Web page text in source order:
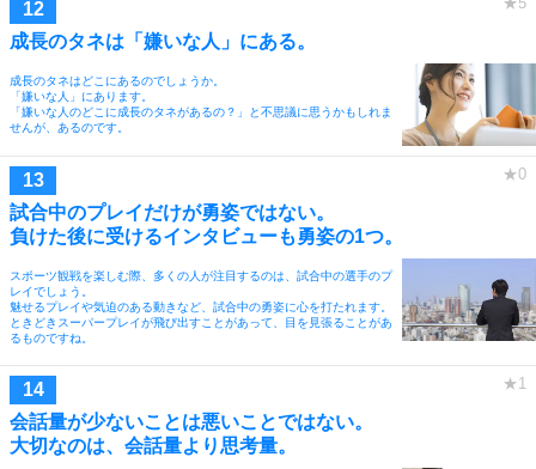
成長のタネは「嫌いな人」にある。
成長のタネはどこにあるのでしょうか。
「嫌いな人」にあります。
「嫌いな人のどこに成長のタネがあるの？」と不思議に思うかもしれま
せんが、あるのです。
試合中のプレイだけが勇姿ではない。
負けた後に受けるインタビューも勇姿の1つ。
スポーツ観戦を楽しむ際、多くの人が注目するのは、試合中の選手のプ
レイでしょう。
魅せるプレイや気迫のある動きなど、試合中の勇姿に心を打たれます。
ときどきスーパープレイが飛び出すことがあって、目を見張ることがあ
るものですね。
会話量が少ないことは悪いことではない。
大切なのは、会話量より思考量。